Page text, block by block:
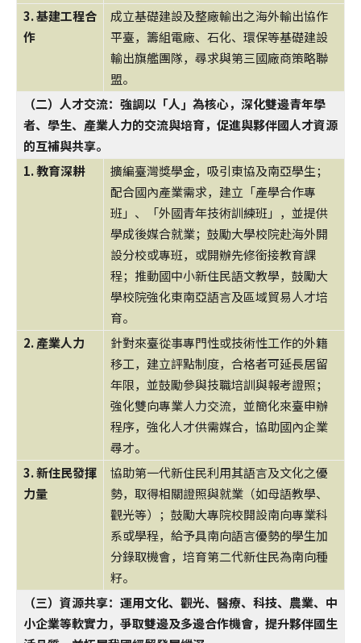
3. 基建工程合
作
成立基礎建設及整廠輸出之海外輸出協作
平臺，籌組電廠、石化、環保等基礎建設
輸出旗艦團隊，尋求與第三國廠商策略聯
盟。
（二）人才交流：強調以「人」為核心，深化雙邊青年學
者、學生、產業人力的交流與培育，促進與夥伴國人才資源
的互補與共享。
1. 教育深耕
擴編臺灣獎學金，吸引東協及南亞學生；
配合國內產業需求，建立「產學合作專
班」、「外國青年技術訓練班」，並提供
學成後媒合就業；鼓勵大學校院赴海外開
設分校或專班，或開辦先修銜接教育課
程；推動國中小新住民語文教學，鼓勵大
學校院強化東南亞語言及區域貿易人才培
育。
2. 產業人力
針對來臺從事專門性或技術性工作的外籍
移工，建立評點制度，合格者可延長居留
年限，並鼓勵參與技職培訓與報考證照；
強化雙向專業人力交流，並簡化來臺申辦
程序，強化人才供需媒合，協助國內企業
尋才。
3. 新住民發揮
力量
協助第一代新住民利用其語言及文化之優
勢，取得相關證照與就業（如母語教學、
觀光等）；鼓勵大專院校開設南向專業科
系或學程，給予具南向語言優勢的學生加
分錄取機會，培育第二代新住民為南向種
籽。
（三）資源共享：運用文化、觀光、醫療、科技、農業、中
小企業等軟實力，爭取雙邊及多邊合作機會，提升夥伴國生